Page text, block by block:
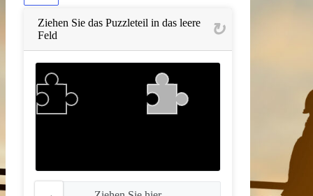
Ziehen Sie das Puzzleteil in das leere
Feld